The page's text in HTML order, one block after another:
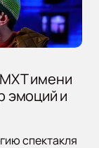
имени
эмоций и
спектакля